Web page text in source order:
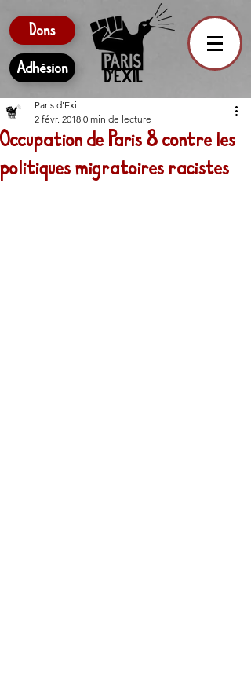
Dons
Adhésion
Occupation de Paris 8 contre les
politiques migratoires racistes
Paris d'Exil
2 févr. 2018 0 min de lecture